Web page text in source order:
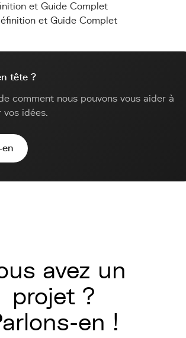
et Guide Complet
et Guide Complet
tête ?
comment nous pouvons vous aider à
idées.
en
avez un
projet ?
en !